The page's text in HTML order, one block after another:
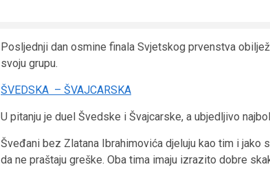
Posljednji dan osmine finala Svjetskog prvenstva
svoju grupu.
ŠVEDSKA – ŠVAJCARSKA
U pitanju je duel Švedske i Švajcarske, a ubjedljivo
Šveđani bez Zlatana Ibrahimovića djeluju kao tim i
da ne praštaju greške. Oba tima imaju izrazito dobre